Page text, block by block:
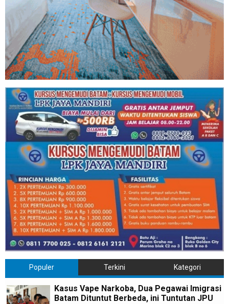
Populer Terkini Kategori
Kasus Vape Narkoba, Dua Pegawai Imigrasi
Batam Dituntut Berbeda, ini Tuntutan JPU